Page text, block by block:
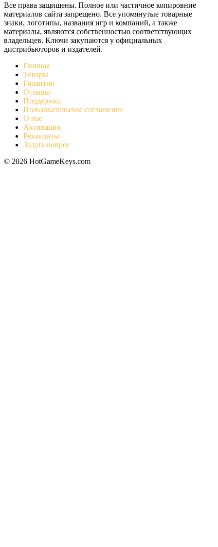
Все права защищены. Полное или частичное копировние
материалов сайта запрещено. Все упомянутые товарные
знаки, логотипы, названия игр и компаний, а также
материалы, являются собственностью соответствующих
владельцев. Ключи закупаются у официальных
дистрибьюторов и издателей.
Главная
Товары
Гарантии
Отзывы
Поддержка
Пользовательское соглашение
О нас
Активация
Реквизиты
Задать вопрос
© 2026 HotGameKeys.com